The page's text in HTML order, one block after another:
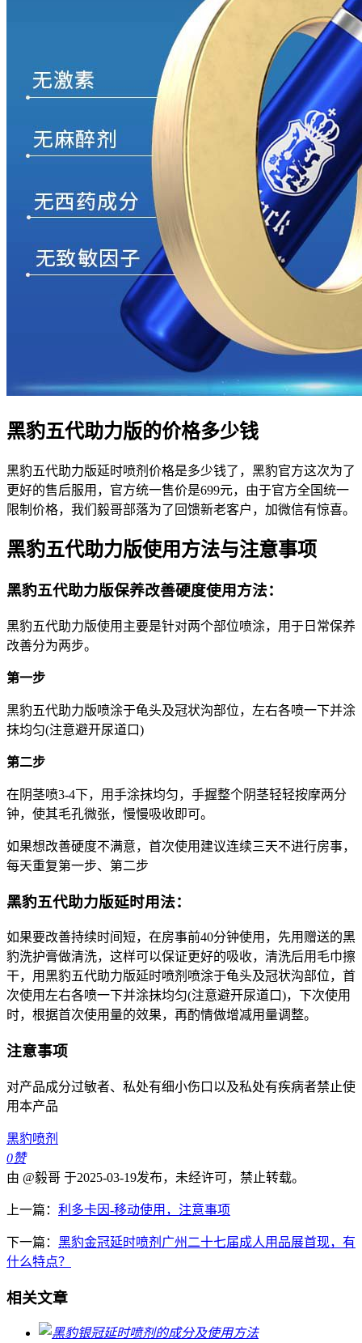
黑豹五代助力版的价格多少钱
黑豹五代助力版延时喷剂价格是多少钱了，黑豹官方这次为了
更好的售后服用，官方统一售价是699元，由于官方全国统一
限制价格，我们毅哥部落为了回馈新老客户，加微信有惊喜。
黑豹五代助力版使用方法与注意事项
黑豹五代助力版保养改善硬度使用方法：
黑豹五代助力版使用主要是针对两个部位喷涂，用于日常保养
改善分为两步。
第一步
黑豹五代助力版喷涂于龟头及冠状沟部位，左右各喷一下并涂
抹均匀(注意避开尿道口)
第二步
在阴茎喷3-4下，用手涂抹均匀，手握整个阴茎轻轻按摩两分
钟，使其毛孔微张，慢慢吸收即可。
如果想改善硬度不满意，首次使用建议连续三天不进行房事，
每天重复第一步、第二步
黑豹五代助力版延时用法：
如果要改善持续时间短，在房事前40分钟使用，先用赠送的黑
豹洗护膏做清洗，这样可以保证更好的吸收，清洗后用毛巾擦
干，用黑豹五代助力版延时喷剂喷涂于龟头及冠状沟部位，首
次使用左右各喷一下并涂抹均匀(注意避开尿道口)，下次使用
时，根据首次使用量的效果，再酌情做增减用量调整。
注意事项
对产品成分过敏者、私处有细小伤口以及私处有疾病者禁止使
用本产品
黑豹喷剂
0赞
由 @毅哥 于2025-03-19发布，未经许可，禁止转载。
上一篇： 利多卡因-移动使用，注意事项
下一篇： 黑豹金冠延时喷剂广州二十七届成人用品展首现，有
什么特点？
相关文章